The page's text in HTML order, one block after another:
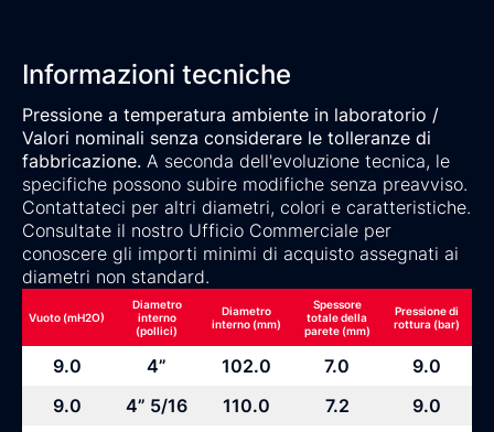
Informazioni tecniche
Pressione a temperatura ambiente in laboratorio /
Valori nominali senza considerare le tolleranze di
fabbricazione. A seconda dell'evoluzione tecnica, le
specifiche possono subire modifiche senza preavviso.
Contattateci per altri diametri, colori e caratteristiche.
Consultate il nostro Ufficio Commerciale per
conoscere gli importi minimi di acquisto assegnati ai
diametri non standard.
Vuoto (mH2O)
Diametro
interno
(pollici)
Diametro
interno (mm)
Spessore
totale della
parete (mm)
Pressione di
rottura (bar)
9.0 4” 102.0 7.0
9.0
9.0
4” 5/16 110.0 7.2
9.0